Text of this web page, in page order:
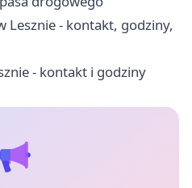
Lesznie - kontakt, godziny,
- kontakt i godziny